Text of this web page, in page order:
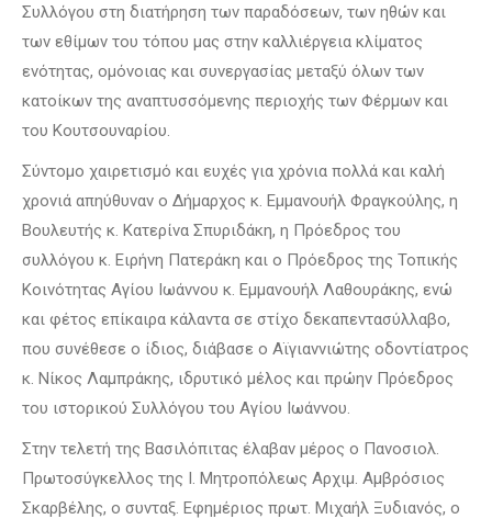
Συλλόγου στη διατήρηση των παραδόσεων, των ηθών και
των εθίμων του τόπου μας στην καλλιέργεια κλίματος
ενότητας, ομόνοιας και συνεργασίας μεταξύ όλων των
κατοίκων της αναπτυσσόμενης περιοχής των Φέρμων και
του Κουτσουναρίου.
Σύντομο χαιρετισμό και ευχές για χρόνια πολλά και καλή
χρονιά απηύθυναν ο Δήμαρχος κ. Εμμανουήλ Φραγκούλης, η
Βουλευτής κ. Κατερίνα Σπυριδάκη, η Πρόεδρος του
συλλόγου κ. Ειρήνη Πατεράκη και ο Πρόεδρος της Τοπικής
Κοινότητας Αγίου Ιωάννου κ. Εμμανουήλ Λαθουράκης, ενώ
και φέτος επίκαιρα κάλαντα σε στίχο δεκαπεντασύλλαβο,
που συνέθεσε ο ίδιος, διάβασε ο Αϊγιαννιώτης οδοντίατρος
κ. Νίκος Λαμπράκης, ιδρυτικό μέλος και πρώην Πρόεδρος
του ιστορικού Συλλόγου του Αγίου Ιωάννου.
Στην τελετή της Βασιλόπιτας έλαβαν μέρος ο Πανοσιολ.
Πρωτοσύγκελλος της Ι. Μητροπόλεως Αρχιμ. Αμβρόσιος
Σκαρβέλης, ο συνταξ. Εφημέριος πρωτ. Μιχαήλ Ξυδιανός, ο